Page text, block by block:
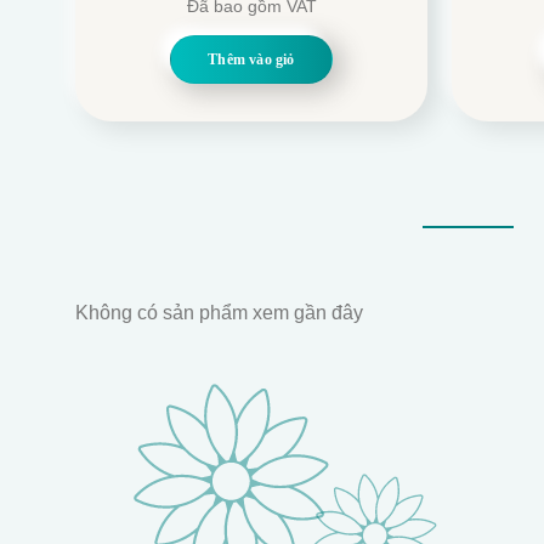
gốc
là:
2.100.000.
hiện
tại
là:
Đã bao gồm VAT
Thêm vào giỏ
Không có sản phẩm xem gần đây